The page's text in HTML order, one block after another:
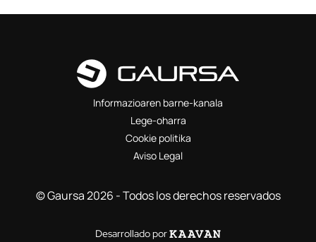
Informazioaren barne-kanala
Lege-oharra
Cookie politika
Aviso Legal
© Gaursa 2026 - Todos los derechos reservados
Desarrollado por